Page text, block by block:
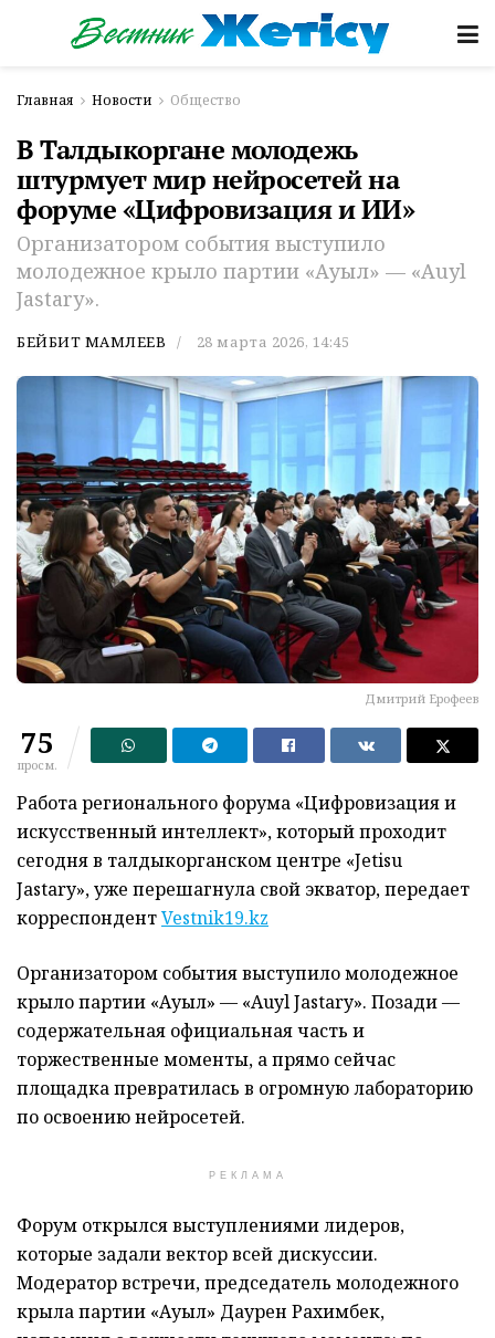
Главная Новости Общество
В Талдыкоргане молодежь
штурмует мир нейросетей на
форуме «Цифровизация и ИИ»
Организатором события выступило
молодежное крыло партии «Ауыл» — «Auyl
Jastary».
БЕЙБИТ МАМЛЕЕВ 28 марта 2026, 14:45
Дмитрий Ерофеев
75
просм.
Работа регионального форума «Цифровизация и
искусственный интеллект», который проходит
сегодня в талдыкорганском центре «Jetisu
Jastary», уже перешагнула свой экватор, передает
корреспондентVestnik19.kz
Организатором события выступило молодежное
крыло партии «Ауыл» — «Auyl Jastary». Позади —
содержательная официальная часть и
торжественные моменты, а прямо сейчас
площадка превратилась в огромную лабораторию
по освоению нейросетей.
РЕКЛАМА
Форум открылся выступлениями лидеров,
которые задали вектор всей дискуссии.
Модератор встречи, председатель молодежного
крыла партии «Ауыл» Даурен Рахимбек,